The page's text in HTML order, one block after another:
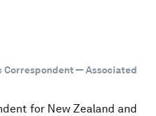
Correspondent — Associated
for New Zealand and